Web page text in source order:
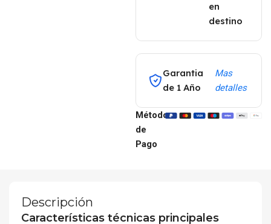
en
destino
Garantia
de 1 Año
Mas
detalles
Métodos
de
Pago
Descripción
Características técnicas principales